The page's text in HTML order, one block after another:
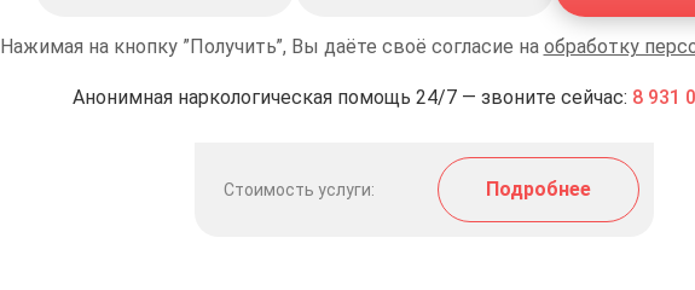
Нажимая на кнопку ”Получить”, Вы даёте своё согласие на обработку
Анонимная наркологическая помощь 24/7 — звоните сейчас: 8 931
Стоимость услуги: Подробнее